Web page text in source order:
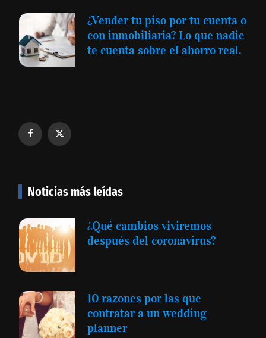
¿Vender tu piso por tu cuenta o
con inmobiliaria? Lo que nadie
te cuenta sobre el ahorro real.
Noticias más leídas
¿Qué cambios viviremos
después del coronavirus?
10 razones por las que
contratar a un wedding
planner